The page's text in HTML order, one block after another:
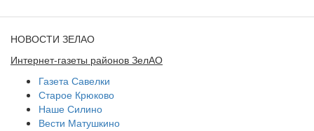
НОВОСТИ ЗЕЛАО
Интернет-газеты районов ЗелАО
Газета Савелки
Старое Крюково
Наше Силино
Вести Матушкино